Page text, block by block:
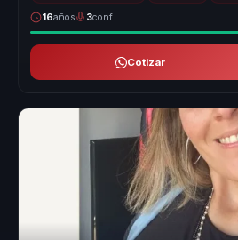
16años 3conf.
Cotizar